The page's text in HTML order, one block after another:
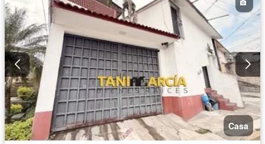
Casa